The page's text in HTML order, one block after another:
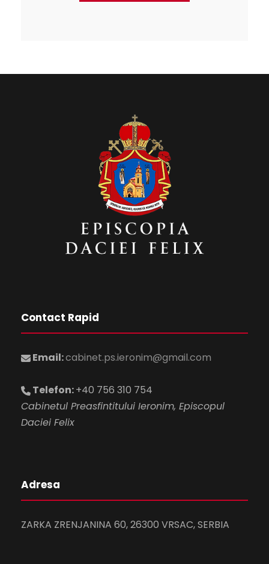
Contact Rapid
Email:cabinet.ps.ieronim@gmail.com
Telefon:+40 756 310 754
Cabinetul Preasfintitului Ieronim, Episcopul
Daciei Felix
Adresa
ZARKA ZRENJANINA 60, 26300 VRSAC, SERBIA